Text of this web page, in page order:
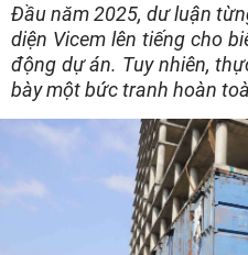
Đầu năm 2025, dư luận
diện Vicem lên tiếng cho
động dự án. Tuy nhiên,
bày một bức tranh hoàn